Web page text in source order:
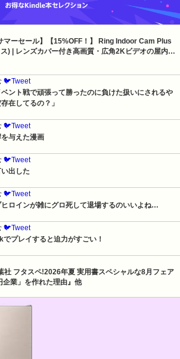
ーセール】【15%OFF！】 Ring Indoor Cam Plus
) | レンズカバー付き高画質・広角2Kビデオの屋内…
🐦Tweet
ント戦で頑張って勝ったのに負けた扱いにされるや
在してるの？」
🐦Tweet
与えた漫画
🐦Tweet
出した
🐦Tweet
ヒロインが雑にグロ死して退場するのいいよね…
🐦Tweet
プレイすると迫力がすごい！
社 フタスペ!2026年夏 実用書スペシャルな8月フェア
企業」を作れた理由』他